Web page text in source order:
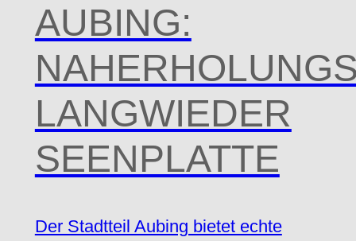
AUBING:
LANGWIEDER
SEENPLATTE
Der Stadtteil Aubing bietet echte